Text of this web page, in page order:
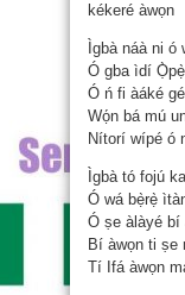
kékeré àwọn
Ìgbà náà ni ó
Ó gba ìdí
Ó ń fi àáké
Wọ́n bá mú
Nítorí wípé ó
Ìgbà tó fojú
Ó wá bẹ̀rẹ̀
Ó ṣe àlàyé bí
Bí àwọn ti ṣe
Tí Ifá àwọn